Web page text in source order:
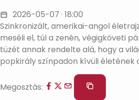
2026-05-07 · 18:00
Szinkronizált, amerikai-angol
meséli el, túl a zenén, végigköveti
tüzét annak rendelte alá, hogy a
popkirály színpadon kívüli életének
Megosztás: